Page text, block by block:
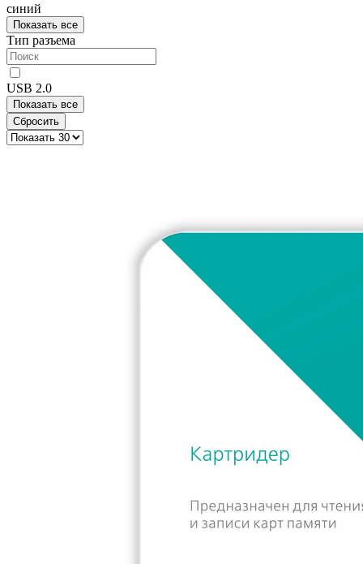
синий
Показать все
Тип разъема
USB 2.0
Показать все
Сбросить